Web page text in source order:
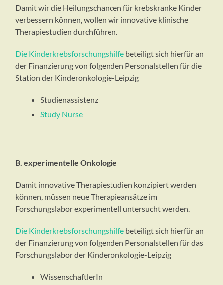
Damit wir die Heilungschancen für krebskranke Kinder
verbessern können, wollen wir innovative klinische
Therapiestudien durchführen.
Die Kinderkrebsforschungshilfe beteiligt sich hierfür an
der Finanzierung von folgenden Personalstellen für die
Station der Kinderonkologie-Leipzig
Studienassistenz
Study Nurse
B. experimentelle Onkologie
Damit innovative Therapiestudien konzipiert werden
können, müssen neue Therapieansätze im
Forschungslabor experimentell untersucht werden.
Die Kinderkrebsforschungshilfe beteiligt sich hierfür an
der Finanzierung von folgenden Personalstellen für das
Forschungslabor der Kinderonkologie-Leipzig
WissenschaftlerIn